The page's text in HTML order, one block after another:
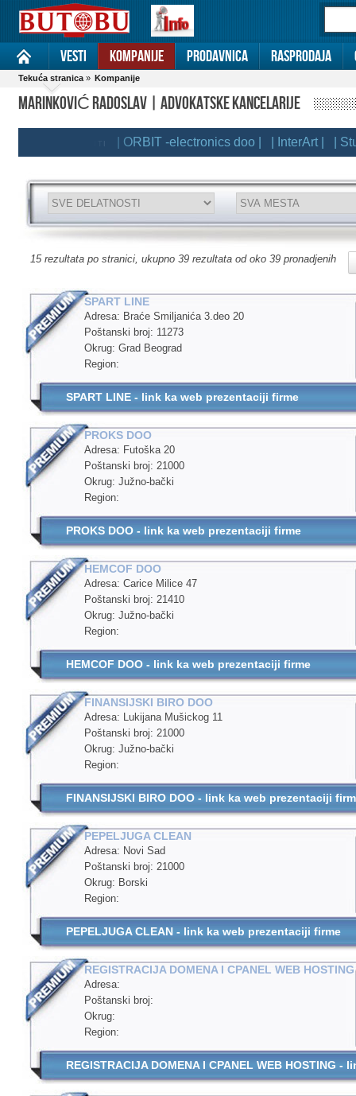
Vesti Kompanije Prodavnica Rasprodaja
Tekuća stranica » Kompanije
MARINKOVIĆ RADOSLAV | ADVOKATSKE KANCELARIJE
| ORBIT -electronics doo | | InterArt | |
15 rezultata po stranici, ukupno 39 rezultata od oko 39 pronadjenih
SPART LINE
Adresa: Braće Smiljanića 3.deo 20
Poštanski broj: 11273
Okrug: Grad Beograd
Region:
SPART LINE - link ka web prezentaciji firme
PROKS DOO
Adresa: Futoška 20
Poštanski broj: 21000
Okrug: Južno-bački
Region:
PROKS DOO - link ka web prezentaciji firme
HEMCOF DOO
Adresa: Carice Milice 47
Poštanski broj: 21410
Okrug: Južno-bački
Region:
HEMCOF DOO - link ka web prezentaciji firme
FINANSIJSKI BIRO DOO
Adresa: Lukijana Mušickog 11
Poštanski broj: 21000
Okrug: Južno-bački
Region:
FINANSIJSKI BIRO DOO - link ka web prezentaciji
PEPELJUGA CLEAN
Adresa: Novi Sad
Poštanski broj: 21000
Okrug: Borski
Region:
PEPELJUGA CLEAN - link ka web prezentaciji firme
REGISTRACIJA DOMENA I CPANEL WEB HOSTING
Adresa:
Poštanski broj:
Okrug:
Region:
REGISTRACIJA DOMENA I CPANEL WEB HOSTING